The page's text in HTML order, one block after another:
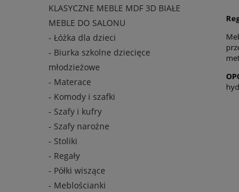
KLASYCZNE MEBLE MDF 3D BIAŁE
MEBLE DO SALONU
- Łóżka dla dzieci
- Biurka szkolne dziecięce
młodzieżowe
- Materace
- Komody i szafki
- Szafy i kufry
- Szafy narożne
- Stoliki
- Regały
- Półki wiszące
- Meblościanki